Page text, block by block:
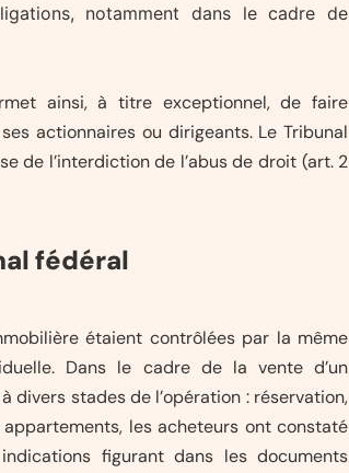
notamment dans le cadre de
ainsi, à titre exceptionnel, de faire
actionnaires ou dirigeants. Le Tribunal
de l’interdiction de l’abus de droit (art. 2
fédéral
étaient contrôlées par la même
Dans le cadre de la vente d’un
stades de l’opération : réservation,
les acheteurs ont constaté
figurant dans les documents